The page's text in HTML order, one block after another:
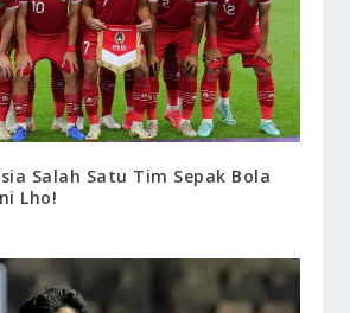
Salah Satu Tim Sepak Bola
Lho!